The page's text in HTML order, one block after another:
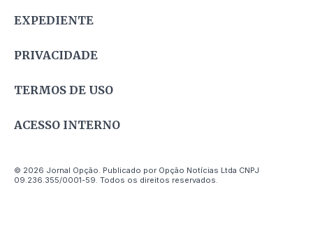
EXPEDIENTE
PRIVACIDADE
TERMOS DE USO
ACESSO INTERNO
© 2026 Jornal Opção. Publicado por Opção Notícias Ltda CNPJ
09.236.355/0001-59. Todos os direitos reservados.